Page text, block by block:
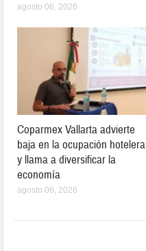
agosto 06, 2026
Coparmex Vallarta advierte
baja en la ocupación hotelera
y llama a diversificar la
economía
agosto 06, 2026